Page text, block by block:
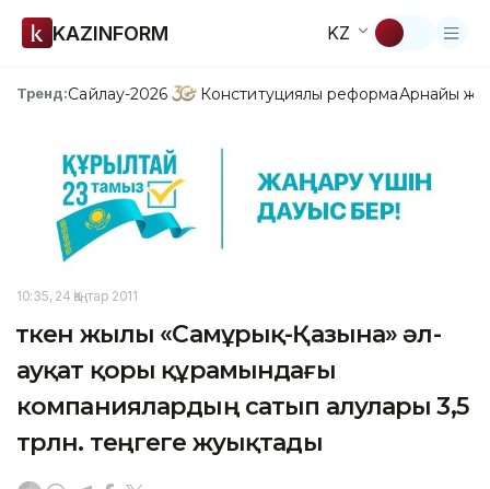
KAZINFORM KZ
Тренд:Сайлау-2026 Конституциялық реформаАрнайы
10:35, 24 Қаңтар 2011
Өткен жылы «Самұрық-Қазына» әл-
ауқат қоры құрамындағы
компаниялардың сатып алулары 3,5
трлн. теңгеге жуықтады